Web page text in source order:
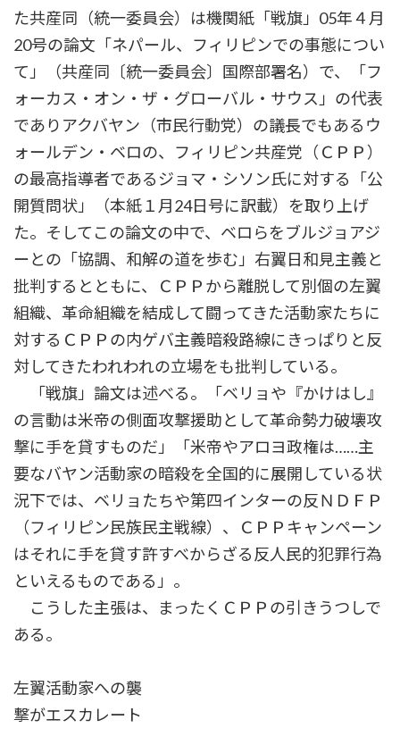
た共産同（統一委員会）は機関紙「戦旗」05年４月
20号の論文「ネパール、フィリピンでの事態につい
て」（共産同〔統一委員会〕国際部署名）で、「フ
ォーカス・オン・ザ・グローバル・サウス」の代表
でありアクバヤン（市民行動党）の議長でもあるウ
ォールデン・ベロの、フィリピン共産党（ＣＰＰ）
の最高指導者であるジョマ・シソン氏に対する「公
開質問状」（本紙１月24日号に訳載）を取り上げ
た。そしてこの論文の中で、ベロらをブルジョアジ
ーとの「協調、和解の道を歩む」右翼日和見主義と
批判するとともに、ＣＰＰから離脱して別個の左翼
組織、革命組織を結成して闘ってきた活動家たちに
対するＣＰＰの内ゲバ主義暗殺路線にきっぱりと反
対してきたわれわれの立場をも批判している。
「戦旗」論文は述べる。「ベリョや『かけはし』
の言動は米帝の側面攻撃援助として革命勢力破壊攻
撃に手を貸すものだ」「米帝やアロヨ政権は……主
要なバヤン活動家の暗殺を全国的に展開している状
況下では、ベリョたちや第四インターの反ＮＤＦＰ
（フィリピン民族民主戦線）、ＣＰＰキャンペーン
はそれに手を貸す許すべからざる反人民的犯罪行為
といえるものである」。
こうした主張は、まったくＣＰＰの引きうつしで
ある。
左翼活動家への襲
撃がエスカレート